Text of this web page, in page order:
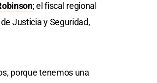
; el fiscal regional
Justicia y Seguridad,
porque tenemos una